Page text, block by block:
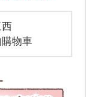
物車